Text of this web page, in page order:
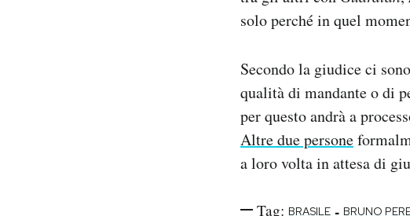
solo perché in quel
Secondo la giudice ci sono
qualità di mandante o di
per questo andrà a
Altre due persone
a loro volta in attesa di
Tag: BRASILE - BRUNO